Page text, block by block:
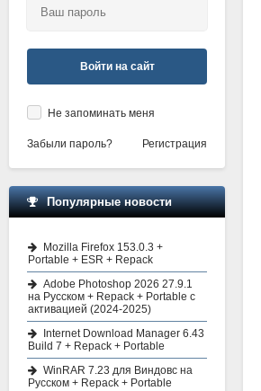
Войти на сайт
Не запоминать меня
Забыли пароль? Регистрация
Популярные новости
Mozilla Firefox 153.0.3 +
Portable + ESR + Repack
Adobe Photoshop 2026 27.9.1
на Русском + Repack + Portable с
активацией (2024-2025)
Internet Download Manager 6.43
Build 7 + Repack + Portable
WinRAR 7.23 для Виндовс на
Русском + Repack + Portable